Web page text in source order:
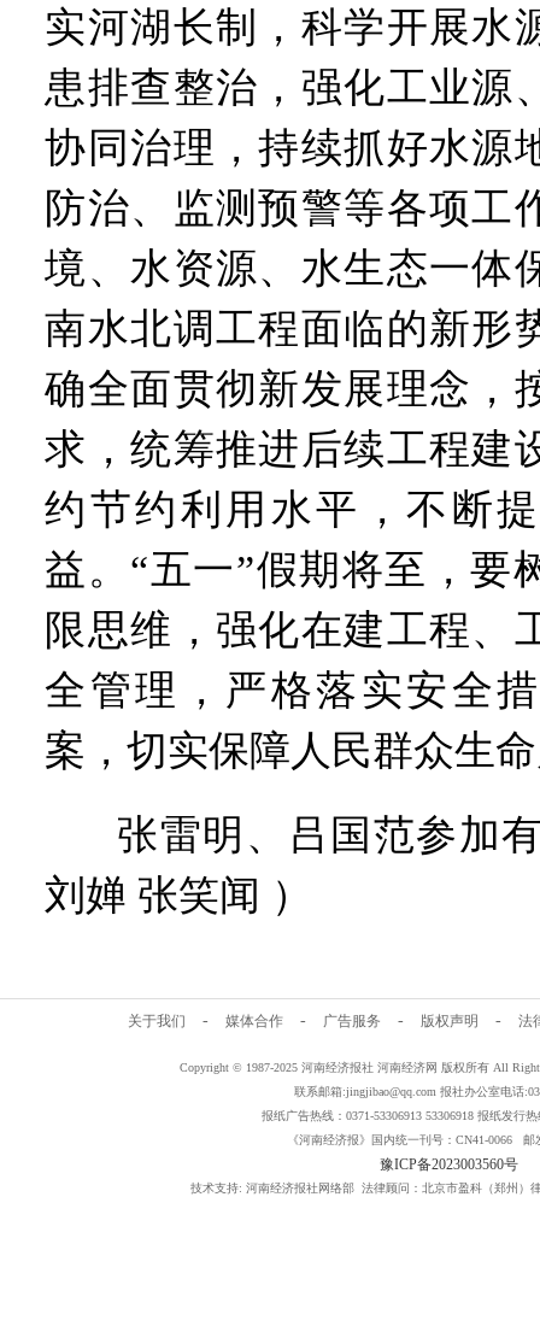
实河湖长制，科学开展水
患排查整治，强化工业源
协同治理，持续抓好水源
防治、监测预警等各项工
境、水资源、水生态一体
南水北调工程面临的新形
确全面贯彻新发展理念，
求，统筹推进后续工程建
约节约利用水平，不断
益。“五一”假期将至，要
限思维，强化在建工程、
全管理，严格落实安全
案，切实保障人民群众生
张雷明、吕国范参加
刘婵 张笑闻 ）
关于我们 - 媒体合作 - 广告服务 - 版权声明 - 法
Copyright © 1987-2025 河南经济报社 河南经济网 版权所有 All
联系邮箱:jingjibao@qq.com 报社办公室电话
报纸广告热线：0371-53306913 53306918 报纸发行热
《河南经济报》国内统一刊号：CN41-0066 邮
豫ICP备2023003560号
技术支持: 河南经济报社网络部 法律顾问：北京市盈科（郑州